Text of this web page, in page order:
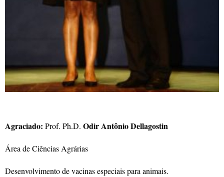
Agraciado: Prof. Ph.D. Odir Antônio Dellagostin
Área de Ciências Agrárias
Desenvolvimento de vacinas especiais para animais.